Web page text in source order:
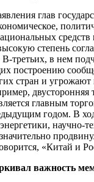
глав
степень
третьих, в нем
построению
стран и
главным
годом. В
«Китай и
важность